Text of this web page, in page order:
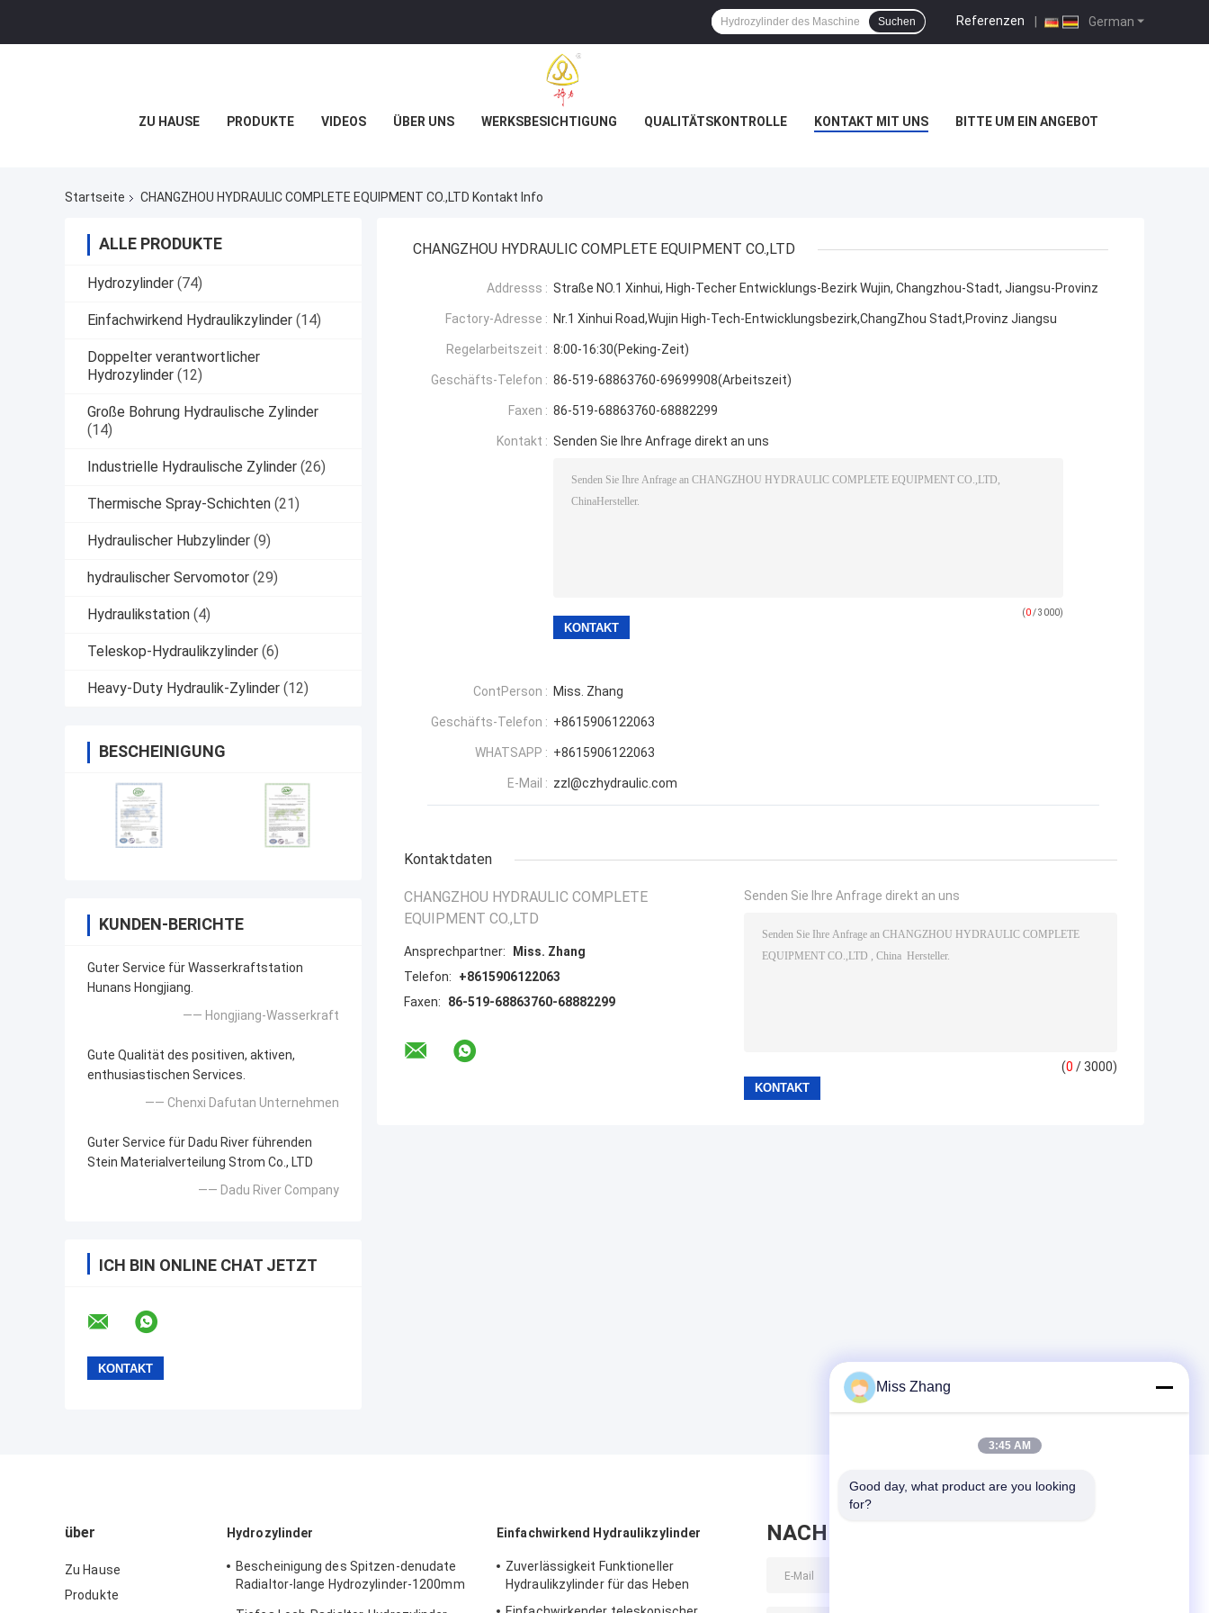
German
Referenzen |
Suchen
ZU HAUSE PRODUKTE VIDEOS ÜBER UNS WERKSBESICHTIGUNG QUALITÄTSKONTROLLE KONTAKT MIT UNS BITTE UM EIN ANGEBOT
Startseite CHANGZHOU HYDRAULIC COMPLETE EQUIPMENT CO.,LTD Kontakt Info
ALLE PRODUKTE
Hydrozylinder (74)
Einfachwirkend Hydraulikzylinder (14)
Doppelter verantwortlicher
Hydrozylinder (12)
Große Bohrung Hydraulische Zylinder
(14)
Industrielle Hydraulische Zylinder (26)
Thermische Spray-Schichten (21)
Hydraulischer Hubzylinder (9)
hydraulischer Servomotor (29)
Hydraulikstation (4)
Teleskop-Hydraulikzylinder (6)
Heavy-Duty Hydraulik-Zylinder (12)
BESCHEINIGUNG
KUNDEN-BERICHTE
Guter Service für Wasserkraftstation
Hunans Hongjiang.
—— Hongjiang-Wasserkraft
Gute Qualität des positiven, aktiven,
enthusiastischen Services.
—— Chenxi Dafutan Unternehmen
Guter Service für Dadu River führenden
Stein Materialverteilung Strom Co., LTD
—— Dadu River Company
ICH BIN ONLINE CHAT JETZT
CHANGZHOU HYDRAULIC COMPLETE EQUIPMENT CO.,LTD
Addresss : Straße NO.1 Xinhui, High-Techer Entwicklungs-Bezirk Wujin, Changzhou-Stadt, Jiangsu-Provinz
Factory-Adresse : Nr.1 Xinhui Road,Wujin High-Tech-Entwicklungsbezirk,ChangZhou Stadt,Provinz Jiangsu
Regelarbeitszeit : 8:00-16:30(Peking-Zeit)
Geschäfts-Telefon : 86-519-68863760-69699908(Arbeitszeit)
Faxen : 86-519-68863760-68882299
Kontakt : Senden Sie Ihre Anfrage direkt an uns
(0/ 3000)
ContPerson : Miss. Zhang
Geschäfts-Telefon : +8615906122063
WHATSAPP : +8615906122063
E-Mail : zzl@czhydraulic.com
Kontaktdaten
CHANGZHOU HYDRAULIC COMPLETE
EQUIPMENT CO.,LTD
Ansprechpartner:
Miss. Zhang
Telefon:
+8615906122063
Faxen:
86-519-68863760-68882299
Senden Sie Ihre Anfrage direkt an uns
(0 / 3000)
über
Zu Hause
Produkte
Hydrozylinder
Bescheinigung des Spitzen-denudate
Radialtor-lange Hydrozylinder-1200mm
Einfachwirkend Hydraulikzylinder
Zuverlässigkeit Funktioneller
Hydraulikzylinder für das Heben
NACHRICHT HINTERLASSEN
Miss Zhang
3:45 AM
Good day, what product are you looking
for?